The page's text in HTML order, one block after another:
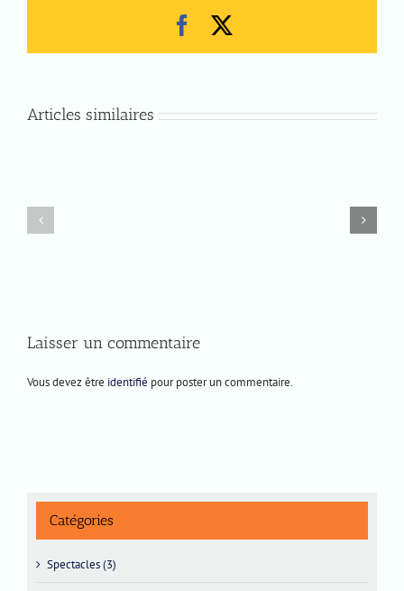
Facebook
Articles similaires
Laisser un commentaire
Vous devez être identifié pour poster un commentaire.
Catégories
Spectacles (3)